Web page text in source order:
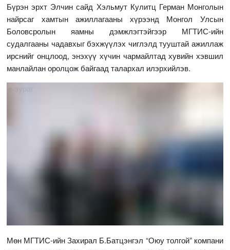
Бүрэн эрхт Элчин сайд Хэльмут Кулитц Герман Монголын
найрсаг хамтын ажиллагааны хүрээнд Монгол Улсын
Боловсролын яамны дэмжлэгтэйгээр МГТИС-ийн
судалгааны чадавхыг бэхжүүлэх чиглэлд тууштай ажиллаж
ирснийг онцлоод, энэхүү хүчин чармайлтад хувийн хэвшил
манлайлан оролцож байгаад талархал илэрхийлэв.
Мөн МГТИС-ийн Захирал Б.Батцэнгэл “Оюу толгой” компани